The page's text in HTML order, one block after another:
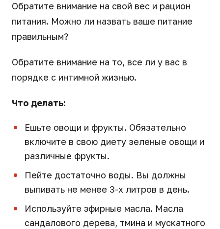
Обратите внимание на свой вес и рацион
питания. Можно ли назвать ваше питание
правильным?
Обратите внимание на то, все ли у вас в
порядке с интимной жизнью.
Что делать:
Ешьте овощи и фрукты. Обязательно
включите в свою диету зеленые овощи и
различные фрукты.
Пейте достаточно воды. Вы должны
выпивать не менее 3-х литров в день.
Используйте эфирные масла. Масла
сандалового дерева, тмина и мускатного